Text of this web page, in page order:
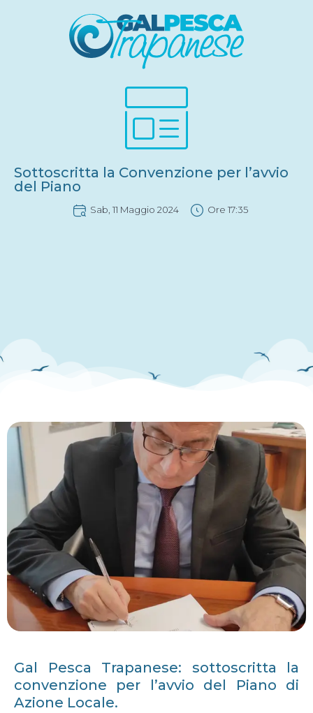
Sottoscritta la Convenzione per l’avvio
del Piano
Sab, 11 Maggio 2024 Ore 17:35
Gal Pesca Trapanese: sottoscritta la
convenzione per l’avvio del Piano di
Azione Locale.